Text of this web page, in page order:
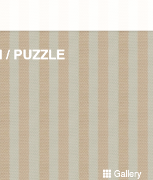
PUZZLE
Gallery